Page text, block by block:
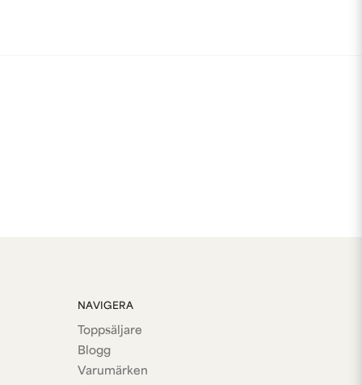
NAVIGERA
Toppsäljare
Blogg
Varumärken